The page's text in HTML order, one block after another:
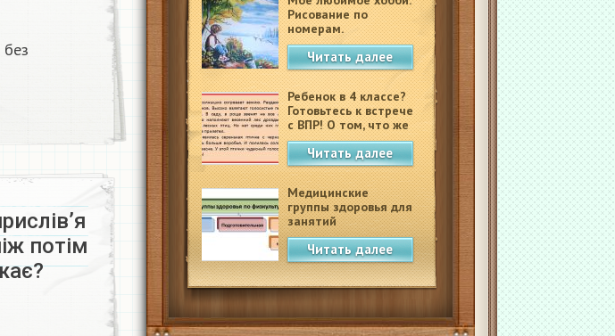
Рисование по
номерам.
Читать далее
Ребенок в 4 классе?
Готовьтесь к встрече
с ВПР! О том, что же
это такое.
Читать далее
Медицинские
группы здоровья для
занятий
физкультурой в
школеЧитать далее
потім